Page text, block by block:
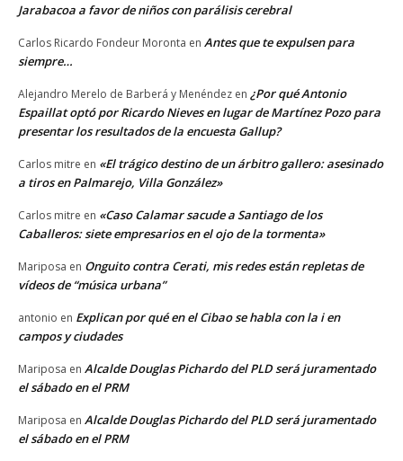
Jarabacoa a favor de niños con parálisis cerebral
Carlos Ricardo Fondeur Moronta en Antes que te expulsen para
siempre…
Alejandro Merelo de Barberá y Menéndez en ¿Por qué Antonio
Espaillat optó por Ricardo Nieves en lugar de Martínez Pozo para
presentar los resultados de la encuesta Gallup?
Carlos mitre en «El trágico destino de un árbitro gallero: asesinado
a tiros en Palmarejo, Villa González»
Carlos mitre en «Caso Calamar sacude a Santiago de los
Caballeros: siete empresarios en el ojo de la tormenta»
Mariposa en Onguito contra Cerati, mis redes están repletas de
vídeos de “música urbana”
antonio en Explican por qué en el Cibao se habla con la i en
campos y ciudades
Mariposa en Alcalde Douglas Pichardo del PLD será juramentado
el sábado en el PRM
Mariposa en Alcalde Douglas Pichardo del PLD será juramentado
el sábado en el PRM